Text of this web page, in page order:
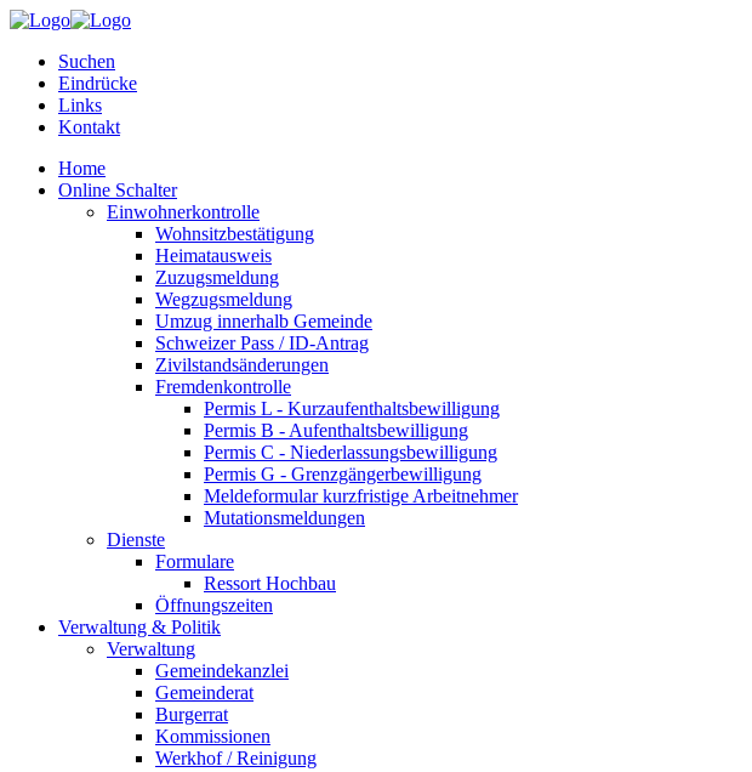
Suchen
Eindrücke
Links
Kontakt
Home
Online Schalter
Einwohnerkontrolle
Wohnsitzbestätigung
Heimatausweis
Zuzugsmeldung
Wegzugsmeldung
Umzug innerhalb Gemeinde
Schweizer Pass / ID-Antrag
Zivilstandsänderungen
Fremdenkontrolle
Permis L - Kurzaufenthaltsbewilligung
Permis B - Aufenthaltsbewilligung
Permis C - Niederlassungsbewilligung
Permis G - Grenzgängerbewilligung
Meldeformular kurzfristige Arbeitnehmer
Mutationsmeldungen
Dienste
Formulare
Ressort Hochbau
Öffnungszeiten
Verwaltung & Politik
Verwaltung
Gemeindekanzlei
Gemeinderat
Burgerrat
Kommissionen
Werkhof / Reinigung